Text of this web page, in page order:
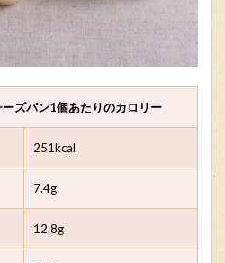
ズパン1個あたりのカロリー
251kcal
7.4g
12.8g